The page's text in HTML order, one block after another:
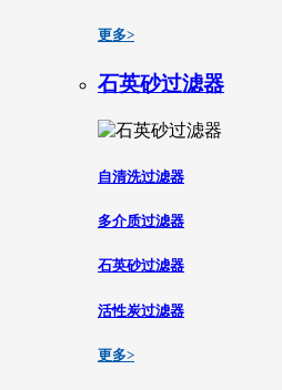
更多>
石英砂过滤器
自清洗过滤器
多介质过滤器
石英砂过滤器
活性炭过滤器
更多>